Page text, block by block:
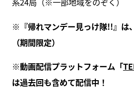
※『帰れマンデー見っけ隊!!』は、
（期間限定）
※動画配信プラットフォーム「
は過去回も含めて配信中！